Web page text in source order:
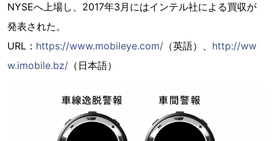
NYSEへ上場し、2017年3月にはインテル社による買収が
発表された。
URL： https://www.mobileye.com/ （英語）、 http://ww
w.imobile.bz/ （日本語）